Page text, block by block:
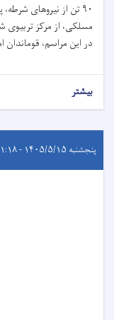
۹۰ تن از نیروهای
مسلکی، از مرکز
در این مراسم، قوماندان
بیشتر
پنجشنبه ۱۴۰۵/۵/۱۵ - ۱۱:۱۸